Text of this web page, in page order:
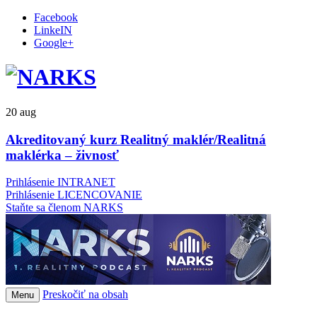
Facebook
LinkeIN
Google+
20 aug
Akreditovaný kurz Realitný maklér/Realitná
maklérka – živnosť
Prihlásenie INTRANET
Prihlásenie LICENCOVANIE
Staňte sa členom NARKS
Menu Preskočiť na obsah